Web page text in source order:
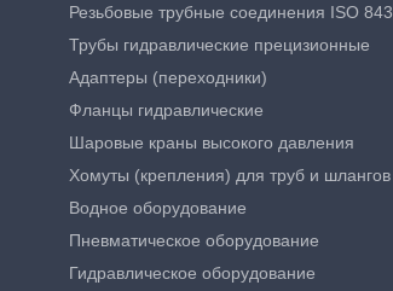
Резьбовые трубные соединения ISO
Трубы гидравлические прецизионные
Адаптеры (переходники)
Фланцы гидравлические
Шаровые краны высокого давления
Хомуты (крепления) для труб и шлангов
Водное оборудование
Пневматическое оборудование
Гидравлическое оборудование